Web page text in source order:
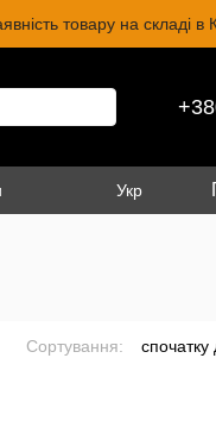
товару на складі в
Укр
Сортування: